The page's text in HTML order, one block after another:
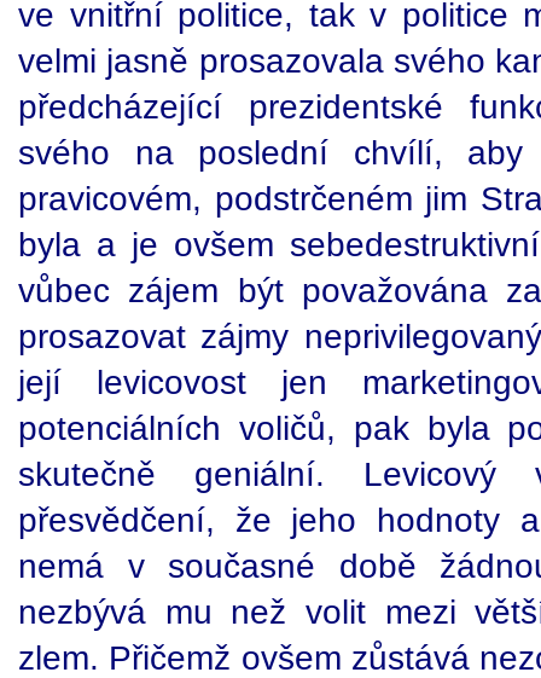
ve vnitřní politice, tak v politice
velmi jasně prosazovala svého
předcházející prezidentské
svého na poslední chvílí,
pravicovém, podstrčeném jim
byla a je ovšem
vůbec zájem být považována
prosazovat zájmy
její levicovost jen
potenciálních voličů, pak byla
skutečně geniální.
přesvědčení, že jeho hodnoty
nemá v současné době
nezbývá mu než volit mezi
zlem. Přičemž ovšem zůstává